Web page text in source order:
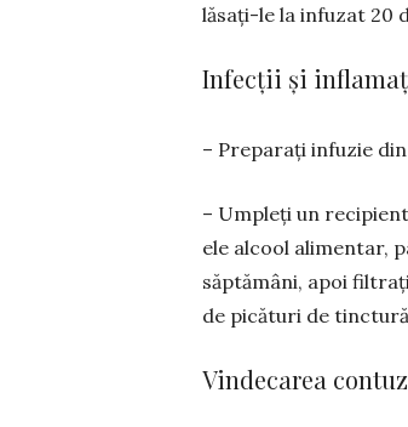
lăsa­ți-le la infuzat 20
Infecții și
– Preparați infuzie
– Umpleți un
ele al­cool alimentar,
săptămâni, apoi
de picături de
Vindecarea